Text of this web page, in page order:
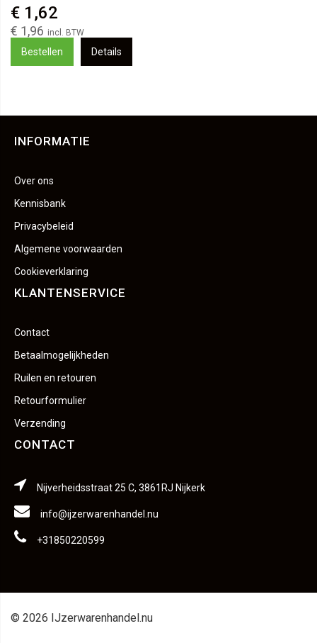
€ 1,96
€ 1,62
Bestellen Details
INFORMATIE
Over ons
Kennisbank
Privacybeleid
Algemene voorwaarden
Cookieverklaring
KLANTENSERVICE
Contact
Betaalmogelijkheden
Ruilen en retouren
Retourformulier
Verzending
CONTACT
Nijverheidsstraat 25 C, 3861RJ Nijkerk
info@ijzerwarenhandel.nu
+31850220599
© 2026 IJzerwarenhandel.nu